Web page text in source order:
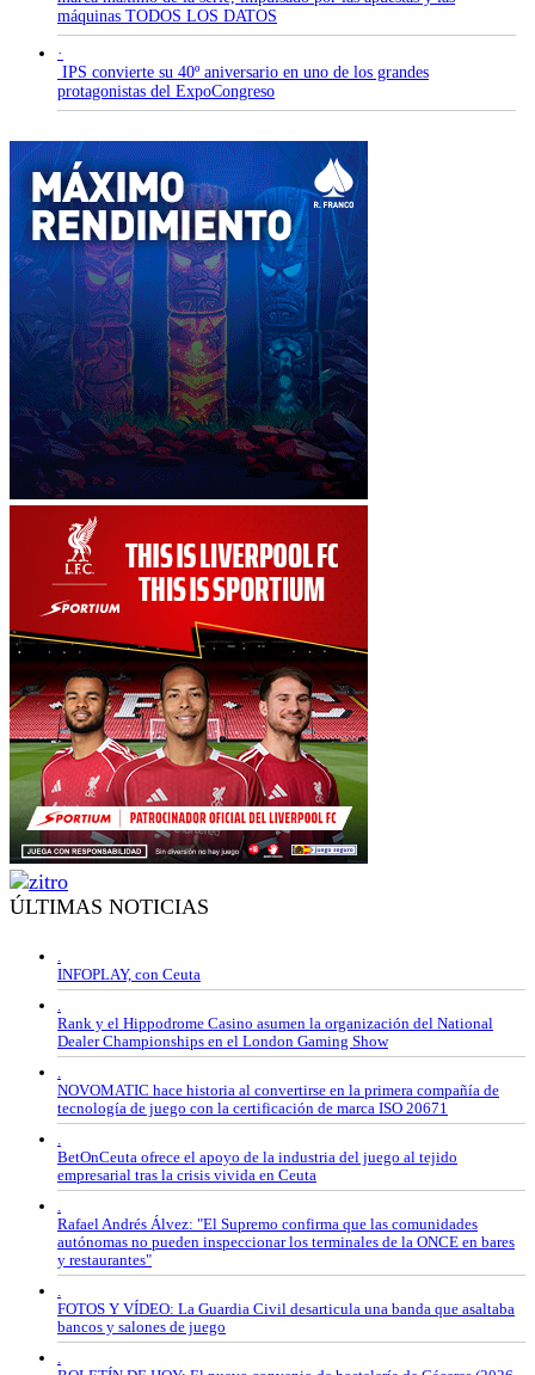
máquinas TODOS LOS DATOS
·
IPS convierte su 40º aniversario en uno de los grandes
protagonistas del ExpoCongreso
ÚLTIMAS NOTICIAS
INFOPLAY, con Ceuta
Rank y el Hippodrome Casino asumen la organización del National
Dealer Championships en el London Gaming Show
NOVOMATIC hace historia al convertirse en la primera compañía de
tecnología de juego con la certificación de marca ISO 20671
BetOnCeuta ofrece el apoyo de la industria del juego al tejido
empresarial tras la crisis vivida en Ceuta
Rafael Andrés Álvez: "El Supremo confirma que las comunidades
autónomas no pueden inspeccionar los terminales de la ONCE en bares
y restaurantes"
FOTOS Y VÍDEO: La Guardia Civil desarticula una banda que asaltaba
bancos y salones de juego